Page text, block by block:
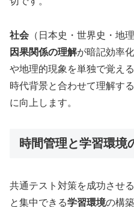
社会 （日本史・世界史・地
因果関係の理解が暗記効率
や地理的現象を単独で覚え
時代背景と合わせて理解す
に向上します。
時間管理と学習環境
共通テスト対策を成功させ
と集中できる学習環境の構